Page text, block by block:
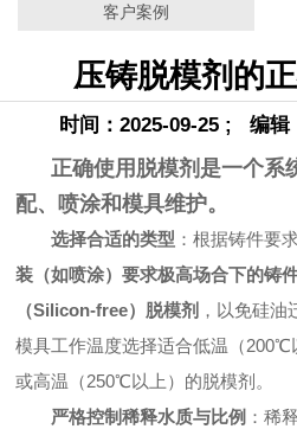
客户案例
压铸脱模剂的
时间：2025-09-25 ; 编辑
正确使用脱模剂是一个系
配、喷涂和模具维护。
选择合适的类型 ：根据铸件要
装（如喷涂）要求极高场合下的铸
（Silicon-free）脱模剂 ，以免硅
模具工作温度选择适合低温（200℃
或高温（250℃以上）的脱模剂。
严格控制稀释水质与比例 ：稀